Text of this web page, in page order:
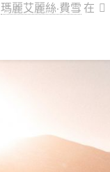
瑪麗艾麗絲·費雪 在